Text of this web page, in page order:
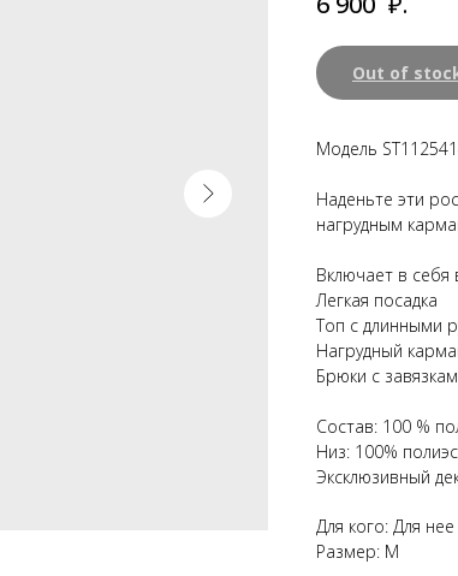
Out of
Модель
Наденьте эти
нагрудным
Включает в себя
Легкая посадка
Топ с длинными
Нагрудный
Брюки с
Состав: 100 %
Низ: 100%
Эксклюзивный
Для кого: Для нее
Размер: M